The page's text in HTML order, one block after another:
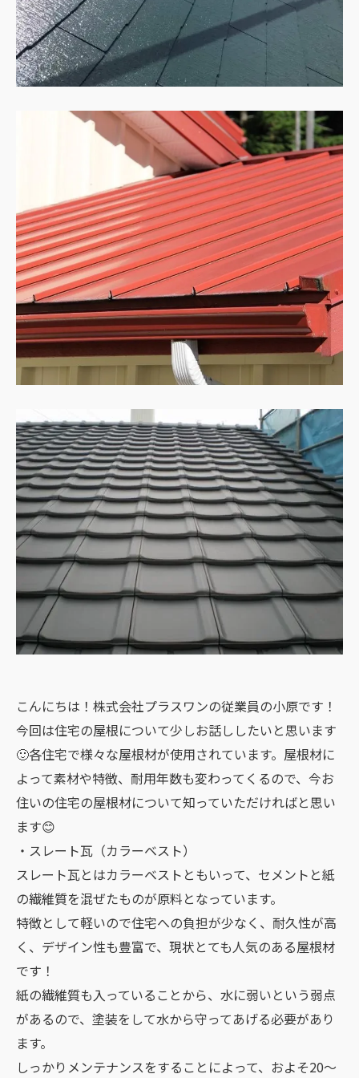
こんにちは！株式会社プラスワンの従業員の小原です！
今回は住宅の屋根について少しお話ししたいと思います
🙂各住宅で様々な屋根材が使用されています。屋根材に
よって素材や特徴、耐用年数も変わってくるので、今お
住いの住宅の屋根材について知っていただければと思い
ます😊
・スレート瓦（カラーベスト）
スレート瓦とはカラーベストともいって、セメントと紙
の繊維質を混ぜたものが原料となっています。
特徴として軽いので住宅への負担が少なく、耐久性が高
く、デザイン性も豊富で、現状とても人気のある屋根材
です！
紙の繊維質も入っていることから、水に弱いという弱点
があるので、塗装をして水から守ってあげる必要があり
ます。
しっかりメンテナンスをすることによって、およそ20～